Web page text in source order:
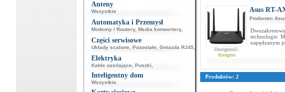
Anteny
Wszystkie
Automatyka i Przemysł
Modemy / Routery, Media konwertery,
Części serwisowe
Układy scalone Pozostałe Gniazda RJ45,
Elektryka
Kable zasilające Puszki
Inteligentny dom
Wszystkie
Dostępność:
dostępne
Asus RT-
Producent:
technologie
napędzanym
Produktów: 2